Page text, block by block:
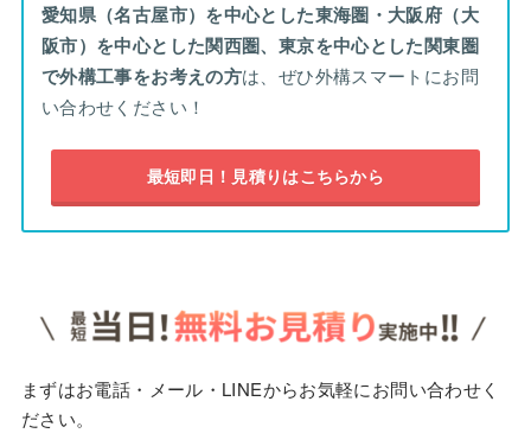
愛知県（名古屋市）を中心とした東海圏・大阪府（大
阪市）を中心とした関西圏、東京を中心とした関東圏
で外構工事をお考えの方は、ぜひ外構スマートにお問
い合わせください！
最短即日！見積りはこちらから
まずはお電話・メール・LINEからお気軽にお問い合わせく
ださい。